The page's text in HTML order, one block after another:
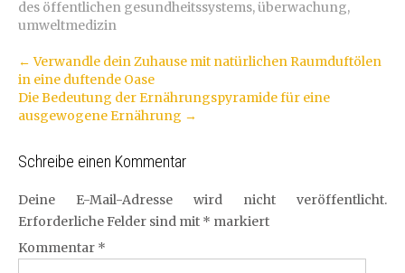
des öffentlichen gesundheitssystems,überwachung,
umweltmedizin
Artikel-
Navigation
← Verwandle dein Zuhause mit natürlichen Raumduftölen
in eine duftende Oase
Die Bedeutung der Ernährungspyramide für eine
ausgewogene Ernährung →
Schreibe einen Kommentar
Deine E-Mail-Adresse wird nicht veröffentlicht.
Erforderliche Felder sind mit * markiert
Kommentar *